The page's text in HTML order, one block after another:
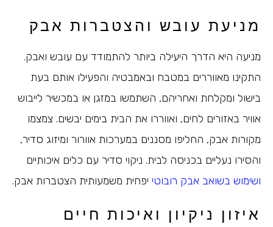
מניעת עובש והצטברות אבק
מניעה היא הדרך היעילה ביותר להתמודד עם עובש ואבק.
התקינו מאווררים במטבח ובאמבטיה והפעילו אותם בעת
בישול ומקלחת ואחריהם, השתמשו במזגן או במכשיר לייבוש
אוויר באזורים לחים, ואווררו את הבית בימים יבשים. צמצמו
מקורות אבק, החליפו מסננים במערכות אוורור ומיזוג סדיר,
והסירו נעליים בכניסה לבית. ניקוי סדיר עם כלים איכותיים
ושימוש בשואב אבק רובוטי יפחית משמעותית הצטברות אבק.
איזון ניקיון ואיכות חיים